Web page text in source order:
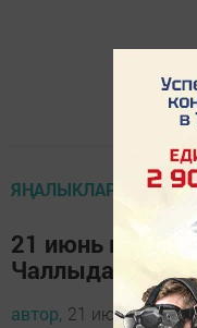
ЯҢАЛЫКЛАР
21 июнь көненә
Чаллыда һава
автор, 21 июнь 2021 -